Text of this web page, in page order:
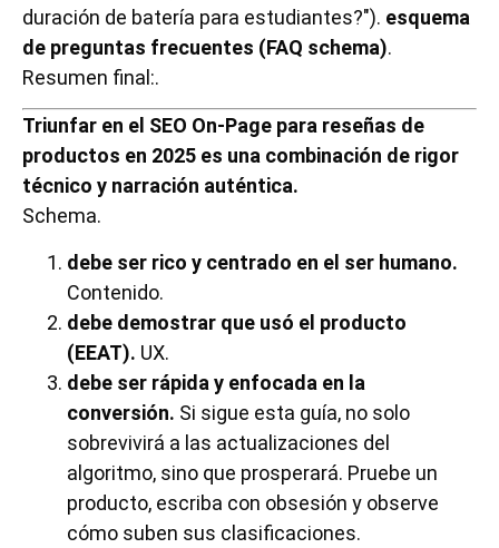
duración de batería para estudiantes?"). esquema
de preguntas frecuentes (FAQ schema).
Resumen final:.
Triunfar en el SEO On-Page para reseñas de
productos en 2025 es una combinación de rigor
técnico y narración auténtica.
Schema.
debe ser rico y centrado en el ser humano.
Contenido.
debe demostrar que usó el producto
(EEAT). UX.
debe ser rápida y enfocada en la
conversión. Si sigue esta guía, no solo
sobrevivirá a las actualizaciones del
algoritmo, sino que prosperará. Pruebe un
producto, escriba con obsesión y observe
cómo suben sus clasificaciones.